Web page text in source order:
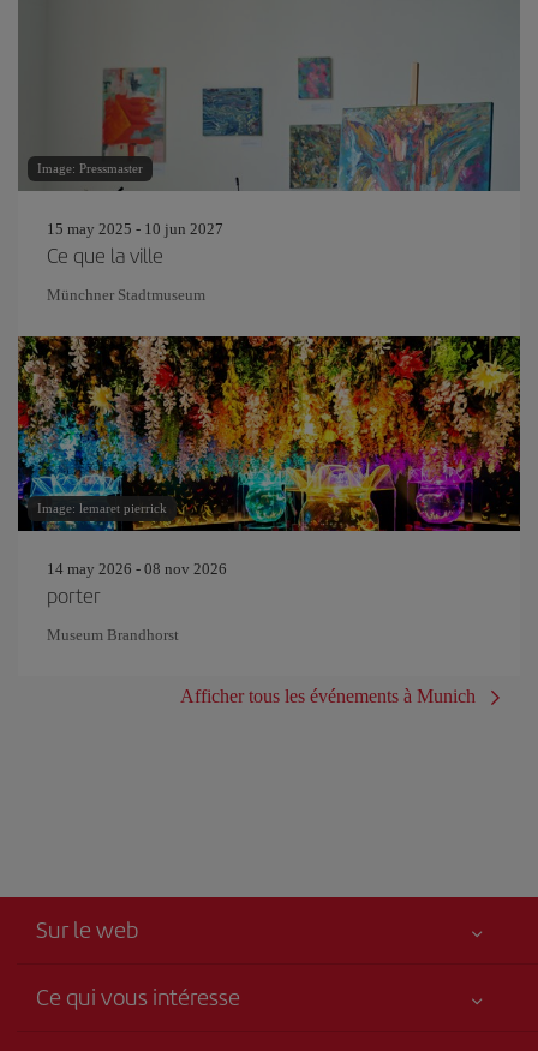
Image: Pressmaster
15 may 2025 - 10 jun 2027
Ce que la ville
Münchner Stadtmuseum
Image: lemaret pierrick
14 may 2026 - 08 nov 2026
porter
Museum Brandhorst
Afficher tous les événements à Munich
Sur le web
Ce qui vous intéresse